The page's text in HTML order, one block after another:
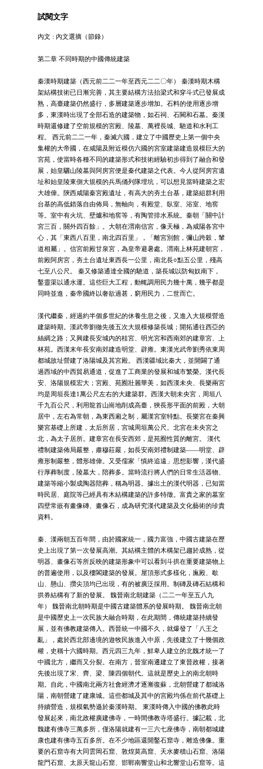
試閱文字
內文 : 內文選摘（節錄）
第二章 不同時期的中國傳統建築
秦漢時期建築（西元前二二一年至西元二二〇年） 秦漢時期木構
架結構技術已日漸完善，其主要結構方法抬梁式和穿斗式已發展成
熟，高臺建築仍然盛行，多層建築逐步增加。石料的使用逐步增
多，東漢時出現了全部石造的建築物，如石祠、石闕和石墓。秦漢
時期還修建了空前規模的宮殿、陵墓、萬裡長城、馳道和水利工
程。 西元前二二一年，秦滅六國，建立了中國歷史上第一個中央
集權的大帝國，在咸陽及附近模仿六國的宮室建築建造規模巨大的
宮苑，使當時各種不同的建築形式和技術經驗初步得到了融合和發
展，始皇驪山陵墓與阿房宮便是秦代建築之代表。今人從阿房宮遺
址和始皇陵東側大規模的兵馬俑列隊埋坑，可以想見當時建築之宏
大雄偉。陝西咸陽秦宮殿遺址，有高大的夯土台基，建築組群利用
台基的高低錯落自由佈局，無軸向，有殿堂、臥室、浴室、地窖
等。室中有火坑、壁爐和地窖等，有陶管排水系統。秦朝「關中計
宮三百，關外四百餘」。大朝在渭南信宮，像天極，為咸陽各宮中
心，其「東西八百里，南北四百里」，「離宮別館，彌山跨穀，輦
道相屬」。信宮前殿甘泉宮，為皇帝避暑處。渭南上林苑建朝宮，
前殿阿房宮，夯土台遺址東西長一公里，南北長○點五公里，殘高
七至八公尺。 秦又修築通達全國的馳道，築長城以防匈奴南下，
鑿靈渠以通水運。這些巨大工程，動輒調用民力幾十萬，幾乎都是
同時並進，秦帝國終以奢欲過甚，窮用民力，二世而亡。
漢代繼秦，經過約半個多世紀的休養生息之後，又進入大規模營造
建築時期。漢武帝劉徹先後五次大規模修築長城；開拓通往西亞的
絲綢之路；又興建長安城內的桂宮、明光宮和西南郊的建章宮、上
林苑。西漢末年長安南郊建造明堂、辟雍。東漢光武帝劉秀依東周
都城故址營建了洛陽城及其宮殿。 西漢疆域比秦大，並開闢了通
過西域的中西貿易通道，促進了工商業的發展和城市繁榮。漢代長
安、洛陽規模宏大；宮殿、苑囿壯麗華美，如西漢未央、長樂兩宮
均是周垣長達1萬公尺左右的大建築群。西漢大朝未央宮，周垣八
千九百公尺，利用龍首山崗地削成高臺，狹長形平面的前殿，大朝
居中，左右為常朝，為東西廂之制，屬漢宮室特點。長樂宮在秦興
樂宮基礎上所建，太后所居，宮城周垣萬公尺。北宮在未央宮之
北，為太子居所。建章宮在長安西郊，是苑囿性質的離宮。 漢代
禮制建築佈局嚴整，肅穆莊嚴，如長安南郊禮制建築——明堂、辟
雍形制嚴整，體形雄偉。又受儒家「慎終追遠」思想影響，漢代盛
行厚葬制度，陵墓大，陪葬多。當時流行將人們的日常生活器物、
建築等縮小製成陶器陪葬，稱為明器。據出土的漢代明器，已知當
時民居、庭院等已經具有木結構建築的許多特徵。富貴之家的墓室
四壁常嵌有畫像磚、畫像石，成為研究漢代建築及文化藝術的珍貴
資料。
秦、漢兩朝五百年間，由於國家統一，國力富強，中國古建築在歷
史上出現了第一次發展高潮。其結構主體的木構架已趨於成熟，從
明器、畫像石等所反映的建築形象中可以看到斗拱在重要建築物上
的普遍使用，以及樓閣建築的發展。屋頂形式多樣化，廡殿、歇
山、懸山、攢尖頂均已出現，有的被廣泛採用。制磚及磚石結構和
拱券結構有了新的發展。 魏晉南北朝建築（二二一年至五八九
年） 魏晉南北朝時期是中國古建築體系的發展時期。 魏晉南北朝
是中國歷史上一次民族大融合時期，在此期間，傳統建築持續發
展，並有佛教建築傳入。西晉統一中國不久，就爆發了「八王之
亂」，處於西北部邊境的遊牧民族進入中原，先後建立了十幾個政
權，史稱十六國時期。西元四三九年，鮮卑人建立的北魏才統一了
中國北方，繼而又分裂。在南方，晉室南遷建立了東晉政權，接著
先後出現了宋、齊、梁、陳四個朝代。這就是歷史上的南北朝時
期。自此，中國南北兩方社會經濟才逐漸復蘇，北朝營建了都城洛
陽，南朝營建了建康城。這些都城及其中的宮殿均係在前代基礎上
持續營造，規模氣勢遜於秦漢時期。 東漢時傳入中國的佛教此時
發展起來，南北政權廣建佛寺，一時間佛教寺塔盛行。據記載，北
魏建有佛寺三萬多所，僅洛陽就建有一三六七座佛寺，南朝都城建
康也建有佛寺五百多所。在不少地區還開鑿石窟寺，雕造佛像。重
要的石窟寺有大同雲岡石窟、敦煌莫高窟、天水麥積山石窟、洛陽
龍門石窟、太原天龍山石窟、邯鄲南響堂山和北響堂山石窟等。這